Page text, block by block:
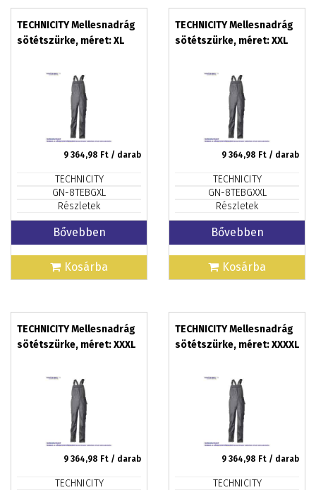
TECHNICITY Mellesnadrág
sötétszürke, méret: XL
9 364,98 Ft / darab
TECHNICITY
GN-8TEBGXL
Részletek
Bővebben
Kosárba
TECHNICITY Mellesnadrág
sötétszürke, méret: XXL
9 364,98 Ft / darab
TECHNICITY
GN-8TEBGXXL
Részletek
Bővebben
Kosárba
TECHNICITY Mellesnadrág
sötétszürke, méret: XXXL
9 364,98 Ft / darab
TECHNICITY
TECHNICITY Mellesnadrág
sötétszürke, méret: XXXXL
9 364,98 Ft / darab
TECHNICITY